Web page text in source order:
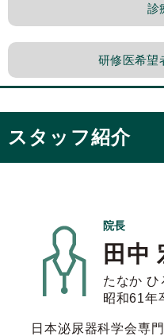
診
研修医希望
スタッフ紹介
院長
田中
たなか ひ
昭和61年
日本泌尿器科学会専